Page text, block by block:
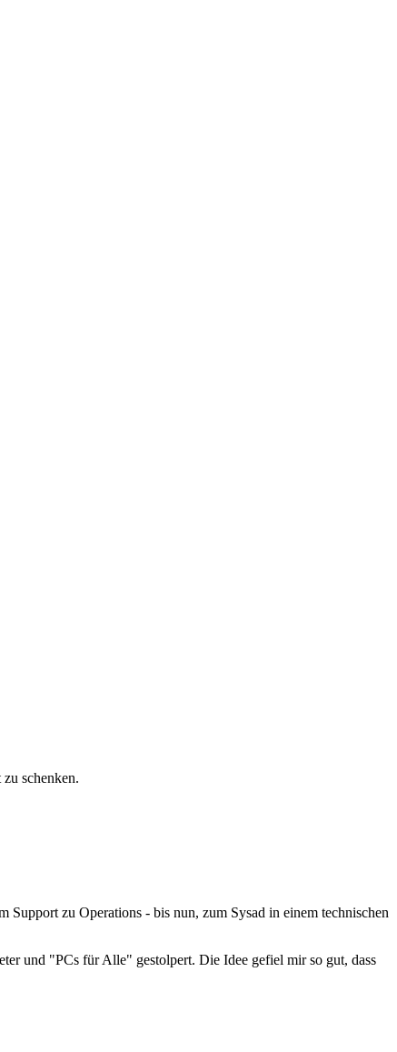
schenken.
zu Operations - bis nun, zum Sysad in einem technischen
und "PCs für Alle" gestolpert. Die Idee gefiel mir so gut, dass